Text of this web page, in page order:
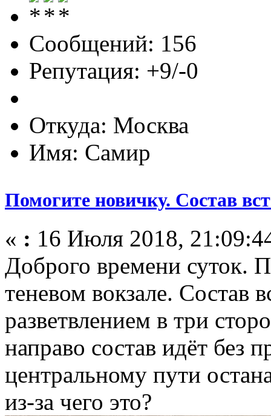
Сообщений: 156
Репутация: +9/-0
Откуда: Москва
Имя: Самир
Помогите новичку. Состав
« : 16 Июля 2018,
Доброго времени суток.
теневом вокзале. Состав
разветвлением в три
направо состав идёт без
центральному пути
из-за чего это?